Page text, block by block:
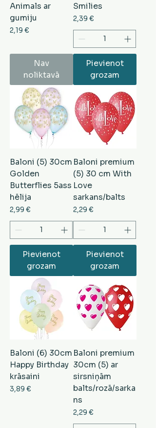
Animals ar
gumiju
Cena
2,19 €
Nav
noliktavā
Smilies
Cena
2,39 €
Pievienot
grozam
Baloni (5) 30cm
Golden
Butterflies 5ass
hēlija
Cena
2,99 €
Pievienot
grozam
Baloni premium
(5) 30 cm With
Love
sarkans/balts
Cena
2,29 €
Pievienot
grozam
Baloni (6) 30cm
Happy Birthday
krāsaini
Cena
3,89 €
Baloni premium
30cm (5) ar
sirsniņām
balts/rozā/sarka
ns
Cena
2,29 €